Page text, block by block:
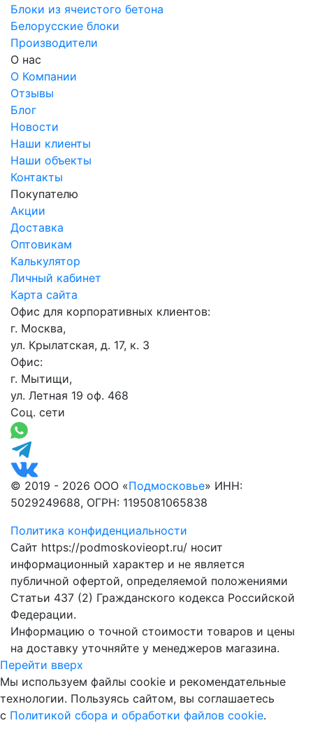
Блоки из ячеистого бетона
Белорусские блоки
Производители
О нас
О Компании
Отзывы
Блог
Новости
Наши клиенты
Наши объекты
Контакты
Покупателю
Акции
Доставка
Оптовикам
Калькулятор
Личный кабинет
Карта сайта
Офис для корпоративных клиентов:
г. Москва,
ул. Крылатская, д. 17, к. 3
Офис:
г. Мытищи,
ул. Летная 19 оф. 468
Соц. сети
© 2019 - 2026 ООО «Подмосковье» ИНН:
5029249688, ОГРН: 1195081065838
Политика конфиденциальности
Сайт https://podmoskovieopt.ru/ носит
информационный характер и не является
публичной офертой, определяемой положениями
Статьи 437 (2) Гражданского кодекса Российской
Федерации.
Информацию о точной стоимости товаров и цены
на доставку уточняйте у менеджеров магазина.
Перейти вверх
Мы используем файлы cookie и рекомендательные
технологии. Пользуясь сайтом, вы соглашаетесь
с Политикой сбора и обработки файлов cookie.